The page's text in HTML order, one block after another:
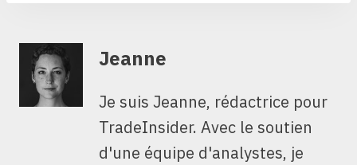
Jeanne
Je suis Jeanne, rédactrice pour
TradeInsider. Avec le soutien
d'une équipe d'analystes, je